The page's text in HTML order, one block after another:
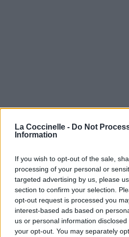
La Coccinelle - Do Not
Information
If you wish to opt-out of the sale,
processing of your personal or
targeted advertising by us, please
section to confirm your selection.
opt-out request is processed you
interest-based ads based on
us or personal information
your opt-out. You may separately